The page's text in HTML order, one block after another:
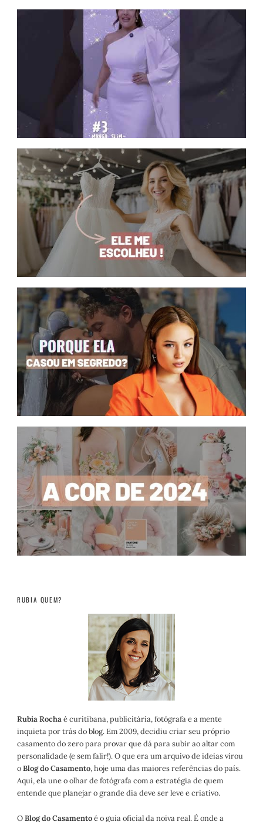
RUBIA QUEM?
Rubia Rochaé curitibana, publicitária, fotógrafa e a mente
inquieta por trás do blog. Em 2009, decidiu criar seu próprio
casamento do zero para provar que dá para subir ao altar com
personalidade (e sem falir!). O que era um arquivo de ideias virou
oBlog do Casamento, hoje uma das maiores referências do país.
Aqui, ela une o olhar de fotógrafa com a estratégia de quem
entende que planejar o grande dia deve ser leve e criativo.
OBlog do Casamentoé o guia oficial da noiva real. É onde a